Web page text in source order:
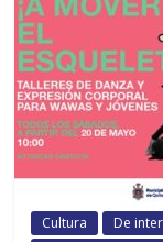
Cultura De